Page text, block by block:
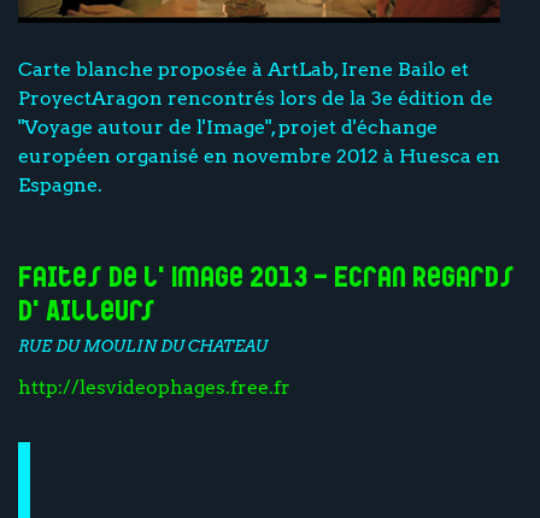
Carte blanche proposée à ArtLab, Irene Bailo et
ProyectAragon rencontrés lors de la 3e édition de
"Voyage autour de l'Image", projet d'échange
européen organisé en novembre 2012 à Huesca en
Espagne.
Faites de l'Image 2013 - Ecran Regards
d'Ailleurs
RUE DU MOULIN DU CHATEAU
http://lesvideophages.free.fr